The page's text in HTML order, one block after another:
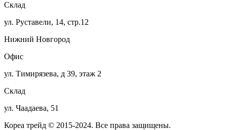
Склад
ул. Руставели, 14, стр.12
Нижний Новгород
Офис
ул. Тимирязева, д 39, этаж 2
Склад
ул. Чаадаева, 51
Кореа трейд © 2015-2024. Все права защищены.